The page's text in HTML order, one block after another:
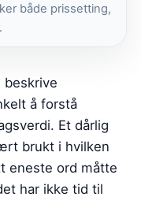
både prissetting,
beskrive
å forstå
Et dårlig
brukt i hvilken
eneste ord måtte
har ikke tid til